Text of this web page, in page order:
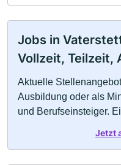
Jobs in
Vollzeit, Teilzeit,
Aktuelle
Ausbildung oder als
und Berufseinsteiger.
Jetzt